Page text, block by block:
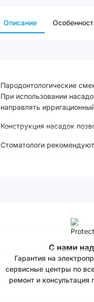
Описание
Пародонтологические
При использовании
направлять
Конструкция насадок
Стоматологи
С нами
Гарантия на
сервисные центры по
ремонт и консультация